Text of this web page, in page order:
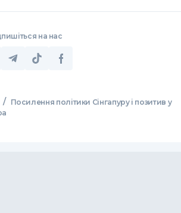
на нас
/
Посилення політики Сінгапуру і позитив у